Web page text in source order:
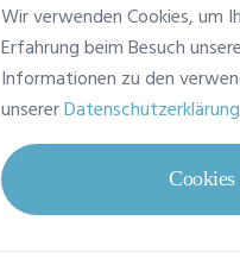
Merkmale
Marke
Referenz
Wir verwenden Cookies, um
Erfahrung beim Besuch
Informationen zu den
unsererDatenschutzerklärung
Cookies